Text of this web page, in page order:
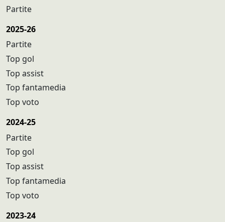
Partite
2025-26
Partite
Top gol
Top assist
Top fantamedia
Top voto
2024-25
Partite
Top gol
Top assist
Top fantamedia
Top voto
2023-24